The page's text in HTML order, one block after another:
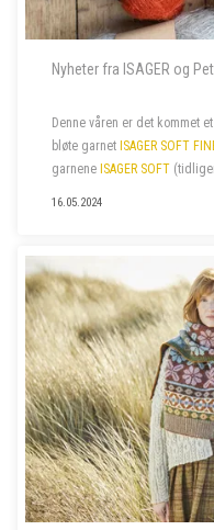
Nyheter fra ISAGER og
Denne våren er det kommet
bløte garnet ISAGER SOFT
garnene ISAGER SOFT
16.05.2024